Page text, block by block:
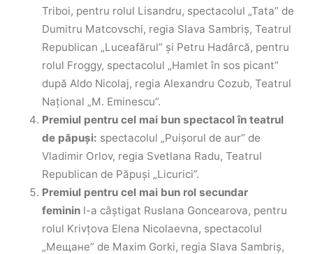
Triboi, pentru rolul Lisandru, spectacolul „Tata” de
Dumitru Matcovschi, regia Slava Sambriş, Teatrul
Republican „Luceafărul” și Petru Hadârcă, pentru
rolul Froggy, spectacolul „Hamlet în sos picant”
după Aldo Nicolaj, regia Alexandru Cozub, Teatrul
Național „M. Eminescu”.
Premiul pentru cel mai bun spectacol în teatrul
de păpuşi: spectacolul „Puișorul de aur” de
Vladimir Orlov, regia Svetlana Radu, Teatrul
Republican de Păpuși „Licurici”.
Premiul pentru cel mai bun rol secundar
feminin l-a câștigat Ruslana Goncearova, pentru
rolul Krivțova Elena Nicolaevna, spectacolul
„Мещане” de Maxim Gorki, regia Slava Sambriş,